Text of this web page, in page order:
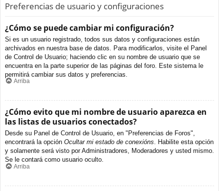
Preferencias de usuario y configuraciones
¿Cómo se puede cambiar mi configuración?
Si es un usuario registrado, todos sus datos y configuraciones están
archivados en nuestra base de datos. Para modificarlos, visite el Panel
de Control de Usuario; haciendo clic en su nombre de usuario que se
encuentra en la parte superior de las páginas del foro. Este sistema le
permitirá cambiar sus datos y preferencias.
Arriba
¿Cómo evito que mi nombre de usuario aparezca en
las listas de usuarios conectados?
Desde su Panel de Control de Usuario, en "Preferencias de Foros",
encontrará la opción Ocultar mi estado de conexións. Habilite esta opción
y solamente será visto por Administradores, Moderadores y usted mismo.
Se le contará como usuario oculto.
Arriba